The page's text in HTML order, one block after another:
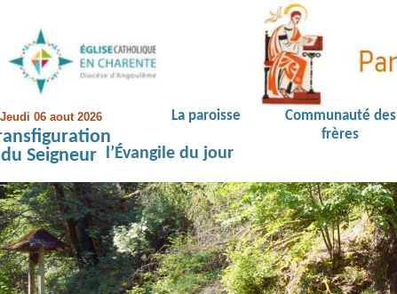
Jeudi 06 aout 2026
du Seigneur
La paroisse
Communauté des
frères
l’Évangile du jour